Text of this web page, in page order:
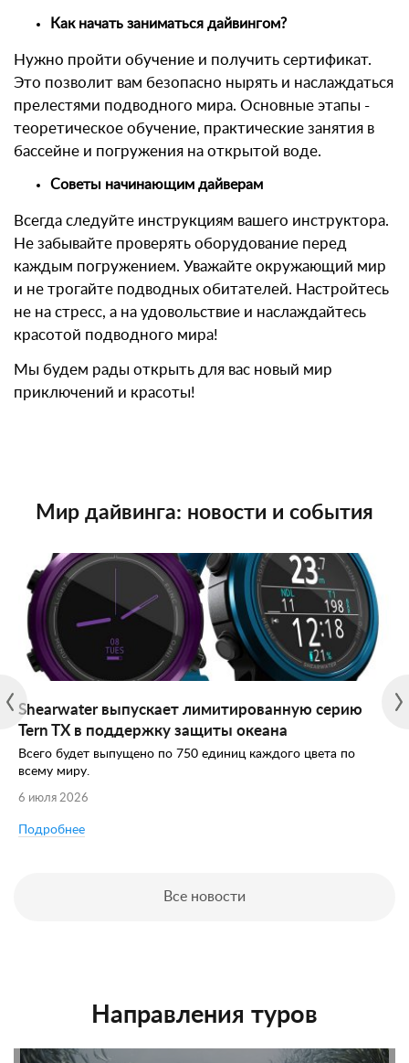
Как начать заниматься дайвингом?
Нужно пройти обучение и получить сертификат.
Это позволит вам безопасно нырять и наслаждаться
прелестями подводного мира. Основные этапы -
теоретическое обучение, практические занятия в
бассейне и погружения на открытой воде.
Советы начинающим дайверам
Всегда следуйте инструкциям вашего инструктора.
Не забывайте проверять оборудование перед
каждым погружением. Уважайте окружающий мир
и не трогайте подводных обитателей. Настройтесь
не на стресс, а на удовольствие и наслаждайтесь
красотой подводного мира!
Мы будем рады открыть для вас новый мир
приключений и красоты!
Мир дайвинга: новости и события
Shearwater выпускает лимитированную серию
Tern TX в поддержку защиты океана
Всего будет выпущено по 750 единиц каждого цвета по
всему миру.
6 июля 2026
Подробнее
Все новости
Направления туров